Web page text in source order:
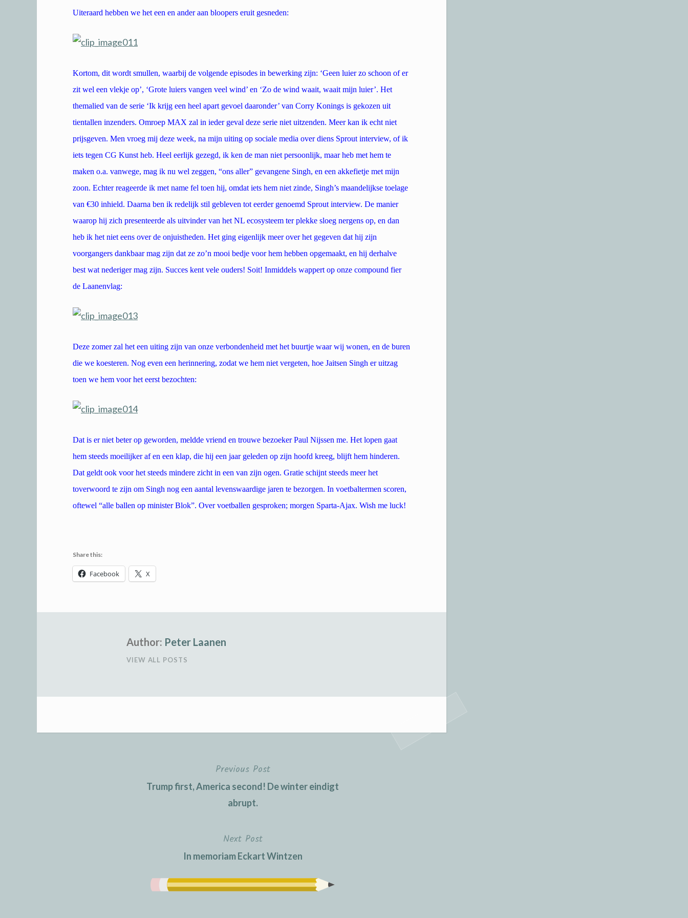
Uiteraard hebben we het een en ander aan bloopers eruit gesneden:
Kortom, dit wordt smullen, waarbij de volgende episodes in bewerking zijn: ‘Geen luier zo schoon of er
zit wel een vlekje op’, ‘Grote luiers vangen veel wind’ en ‘Zo de wind waait, waait mijn luier’. Het
themalied van de serie ‘Ik krijg een heel apart gevoel daaronder’ van Corry Konings is gekozen uit
tientallen inzenders. Omroep MAX zal in ieder geval deze serie niet uitzenden. Meer kan ik echt niet
prijsgeven. Men vroeg mij deze week, na mijn uiting op sociale media over diens Sprout interview, of ik
iets tegen CG Kunst heb. Heel eerlijk gezegd, ik ken de man niet persoonlijk, maar heb met hem te
maken o.a. vanwege, mag ik nu wel zeggen, “ons aller” gevangene Singh, en een akkefietje met mijn
zoon. Echter reageerde ik met name fel toen hij, omdat iets hem niet zinde, Singh’s maandelijkse toelage
van €30 inhield. Daarna ben ik redelijk stil gebleven tot eerder genoemd Sprout interview. De manier
waarop hij zich presenteerde als uitvinder van het NL ecosysteem ter plekke sloeg nergens op, en dan
heb ik het niet eens over de onjuistheden. Het ging eigenlijk meer over het gegeven dat hij zijn
voorgangers dankbaar mag zijn dat ze zo’n mooi bedje voor hem hebben opgemaakt, en hij derhalve
best wat nederiger mag zijn. Succes kent vele ouders! Soit! Inmiddels wappert op onze compound fier
de Laanenvlag:
Deze zomer zal het een uiting zijn van onze verbondenheid met het buurtje waar wij wonen, en de buren
die we koesteren. Nog even een herinnering, zodat we hem niet vergeten, hoe Jaitsen Singh er uitzag
toen we hem voor het eerst bezochten:
Dat is er niet beter op geworden, meldde vriend en trouwe bezoeker Paul Nijssen me. Het lopen gaat
hem steeds moeilijker af en een klap, die hij een jaar geleden op zijn hoofd kreeg, blijft hem hinderen.
Dat geldt ook voor het steeds mindere zicht in een van zijn ogen. Gratie schijnt steeds meer het
toverwoord te zijn om Singh nog een aantal levenswaardige jaren te bezorgen. In voetbaltermen scoren,
oftewel “alle ballen op minister Blok”. Over voetballen gesproken; morgen Sparta-Ajax. Wish me luck!
Share this:
Facebook X
Author: Peter Laanen
VIEW ALL POSTS
Previous Post
Trump first, America second! De winter eindigt
abrupt.
Next Post
In memoriam Eckart Wintzen